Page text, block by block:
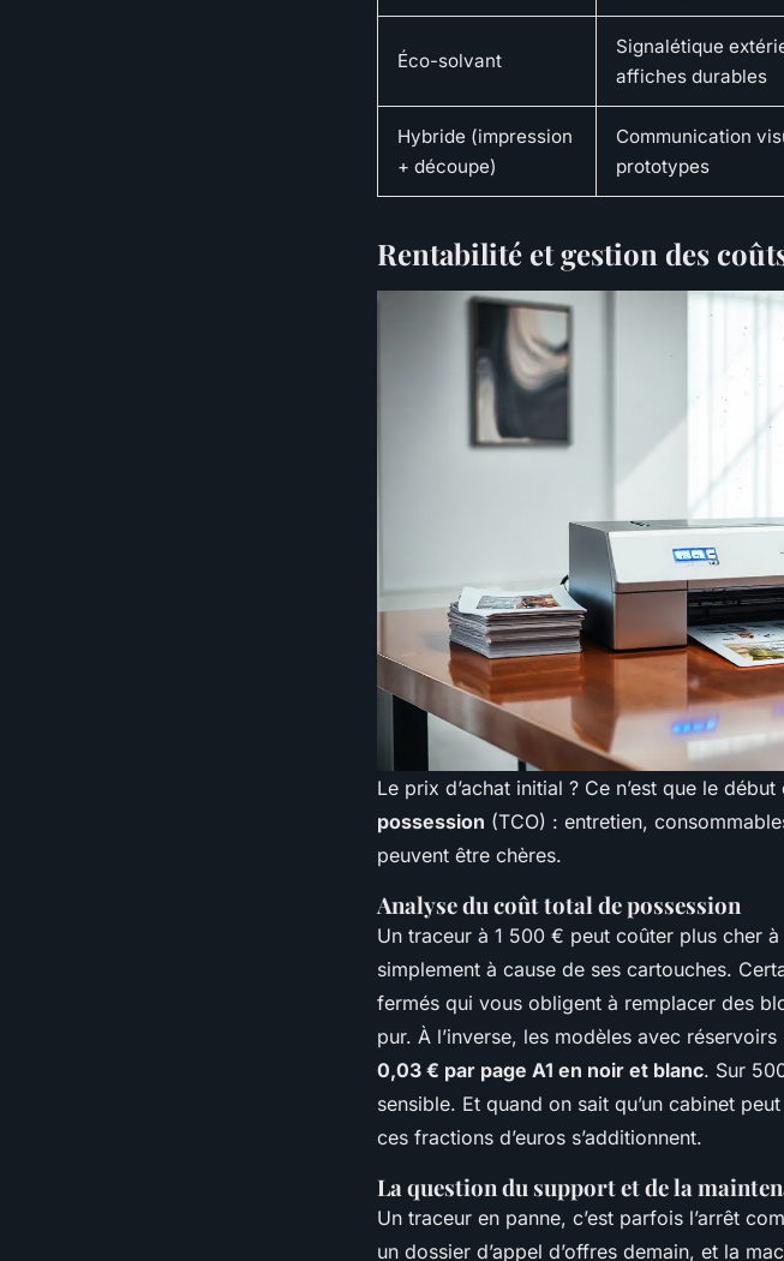
Éco-solvant
Signalétique
affiches durables
Hybride (impression
+ découpe)
Communication
prototypes
Rentabilité et gestion des
Le prix d’achat initial ? Ce n’est que le début
possession (TCO) : entretien,
peuvent être chères.
Analyse du coût total de possession
Un traceur à 1 500 € peut coûter plus cher
simplement à cause de ses cartouches.
fermés qui vous obligent à remplacer des
pur. À l’inverse, les modèles avec
0,03 € par page A1 en noir et blanc. Sur
sensible. Et quand on sait qu’un cabinet
ces fractions d’euros s’additionnent.
La question du support et de la
Un traceur en panne, c’est parfois l’arrêt
un dossier d’appel d’offres demain, et la